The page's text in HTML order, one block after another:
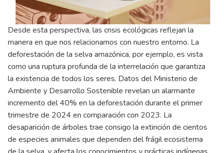
Desde esta perspectiva, las crisis ecológicas reflejan la
manera en que nos relacionamos con nuestro entorno. La
deforestación de la selva amazónica, por ejemplo, es vista
como una ruptura profunda de la interrelación que garantiza
la existencia de todos los seres. Datos del Ministerio de
Ambiente y Desarrollo Sostenible revelan un alarmante
incremento del 40% en la deforestación durante el primer
trimestre de 2024 en comparación con 2023. La
desaparición de árboles trae consigo la extinción de cientos
de especies animales que dependen del frágil ecosistema